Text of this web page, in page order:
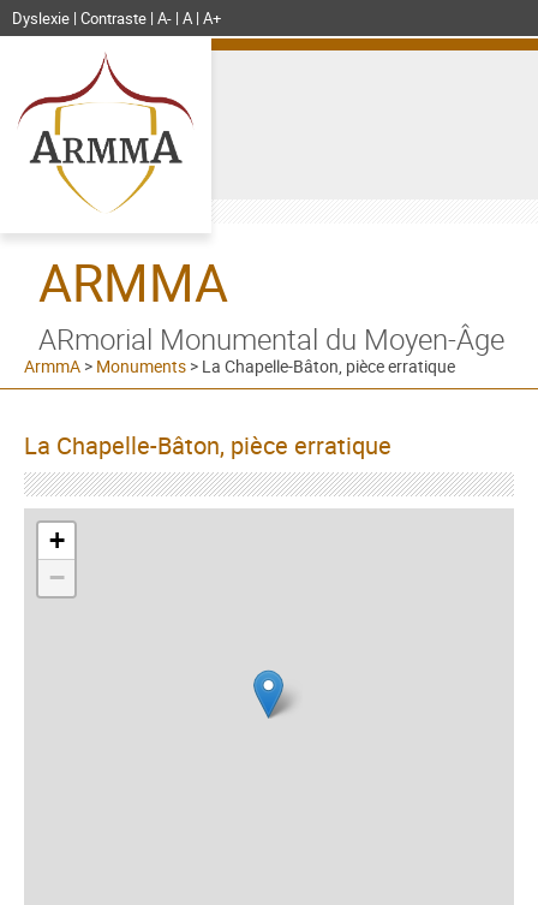
Dyslexie Contraste A- A A+
ARMMA
ARmorial Monumental du Moyen-Âge
ArmmA > Monuments > La Chapelle-Bâton, pièce erratique
La Chapelle-Bâton, pièce erratique
+
−